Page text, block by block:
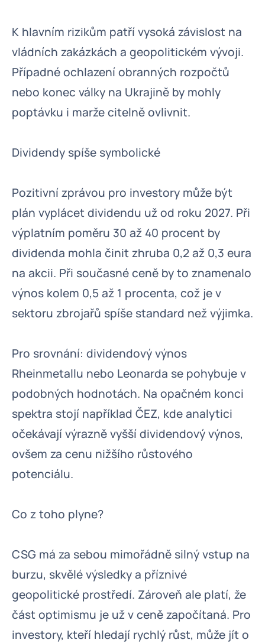
K hlavním rizikům patří vysoká závislost na
vládních zakázkách a geopolitickém vývoji.
Případné ochlazení obranných rozpočtů
nebo konec války na Ukrajině by mohly
poptávku i marže citelně ovlivnit.
Dividendy spíše symbolické
Pozitivní zprávou pro investory může být
plán vyplácet dividendu už od roku 2027. Při
výplatním poměru 30 až 40 procent by
dividenda mohla činit zhruba 0,2 až 0,3 eura
na akcii. Při současné ceně by to znamenalo
výnos kolem 0,5 až 1 procenta, což je v
sektoru zbrojařů spíše standard než výjimka.
Pro srovnání: dividendový výnos
Rheinmetallu nebo Leonarda se pohybuje v
podobných hodnotách. Na opačném konci
spektra stojí například ČEZ, kde analytici
očekávají výrazně vyšší dividendový výnos,
ovšem za cenu nižšího růstového
potenciálu.
Co z toho plyne?
CSG má za sebou mimořádně silný vstup na
burzu, skvělé výsledky a příznivé
geopolitické prostředí. Zároveň ale platí, že
část optimismu je už v ceně započítaná. Pro
investory, kteří hledají rychlý růst, může jít o